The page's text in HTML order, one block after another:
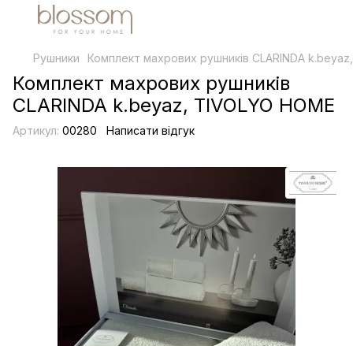
Рушники Комплект махрових рушників CLARINDA
Комплект махрових рушників
CLARINDA k.beyaz, TIVOLYO HOME
Артикул: 00280 Написати відгук